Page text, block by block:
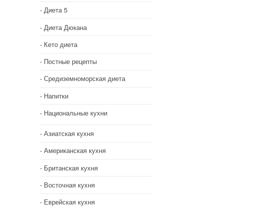
Диета 5
Диета Дюкана
Кето диета
Постные рецепты
Средиземноморская диета
Напитки
Национальные кухни
Азиатская кухня
Американская кухня
Британская кухня
Восточная кухня
Еврейская кухня